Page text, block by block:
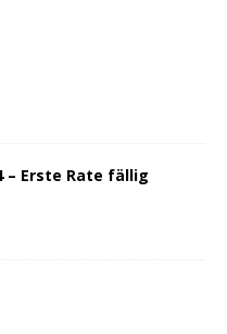
– Erste Rate fällig